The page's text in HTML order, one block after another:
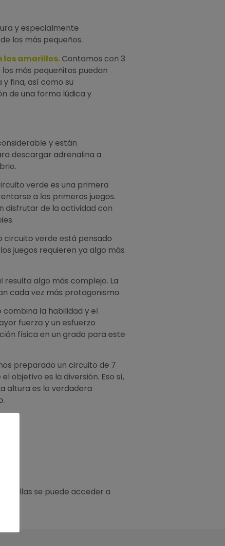
y especialmente
los más pequeños.
los amarillos.Contamos con 3
más pequeñitos puedan
fina, así como su
de una forma lúdica y
y están
descargar adrenalina a
verde es una primera
a los primeros juegos.
disfrutar de la actividad con
circuito verde está pensado
juegos requieren ya algo más
resulta algo más complejo. La
cada vez más protagonismo.
la habilidad y el
fuerza y un esfuerzo
física en un grado para este
preparado un circuito de 7
objetivo es la diversión. Eso sí,
altura es la verdadera
de ellas se puede acceder a